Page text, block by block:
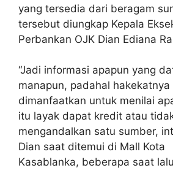
yang tersedia dari beragam
tersebut diungkap Kepala
Perbankan OJK Dian Ediana
“Jadi informasi apapun yang
manapun, padahal hakekatnya
dimanfaatkan untuk menilai
itu layak dapat kredit atau
mengandalkan satu sumber,
Dian saat ditemui di Mall Kota
Kasablanka, beberapa saat